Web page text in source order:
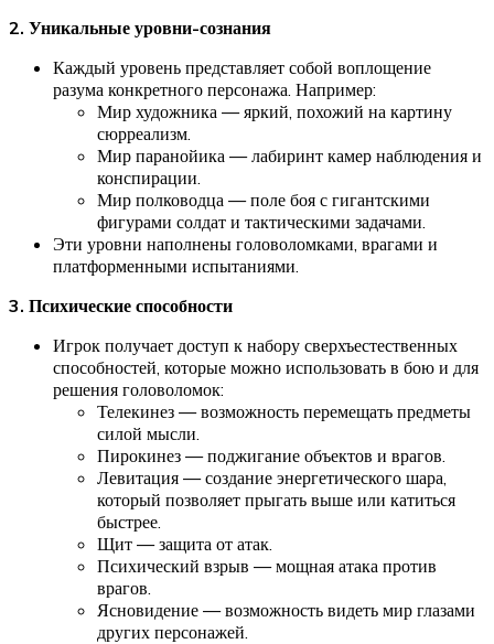
2. Уникальные уровни-сознания
Каждый уровень представляет собой воплощение
разума конкретного персонажа. Например:
Мир художника — яркий, похожий на картину
сюрреализм.
Мир паранойика — лабиринт камер наблюдения и
конспирации.
Мир полководца — поле боя с гигантскими
фигурами солдат и тактическими задачами.
Эти уровни наполнены головоломками, врагами и
платформенными испытаниями.
3. Психические способности
Игрок получает доступ к набору сверхъестественных
способностей, которые можно использовать в бою и для
решения головоломок:
Телекинез — возможность перемещать предметы
силой мысли.
Пирокинез — поджигание объектов и врагов.
Левитация — создание энергетического шара,
который позволяет прыгать выше или катиться
быстрее.
Щит — защита от атак.
Психический взрыв — мощная атака против
врагов.
Ясновидение — возможность видеть мир глазами
других персонажей.